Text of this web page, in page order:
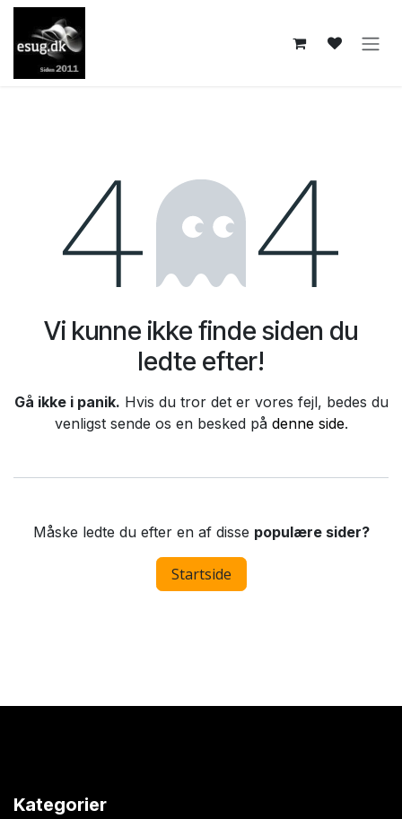
Skip to Content
Fejl 404
Vi kunne ikke finde siden du
ledte efter!
Gå ikke i panik. Hvis du tror det er vores fejl, bedes du
venligst sende os en besked på denne side.
Måske ledte du efter en af disse populære sider?
Startside
Kategorier